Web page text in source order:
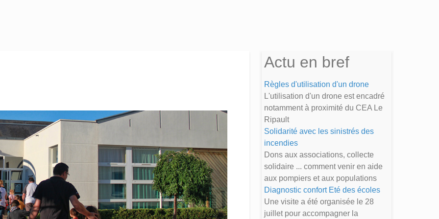
Actu en bref
Règles d'utilisation d'un drone
L'utilisation d'un drone est encadré
notamment à proximité du CEA Le
Ripault
Solidarité avec les sinistrés des
incendies
Dons aux associations, collecte
solidaire ... comment venir en aide
aux pompiers et aux populations
Diagnostic confort Eté des écoles
Une visite a été organisée le 28
juillet pour accompagner la